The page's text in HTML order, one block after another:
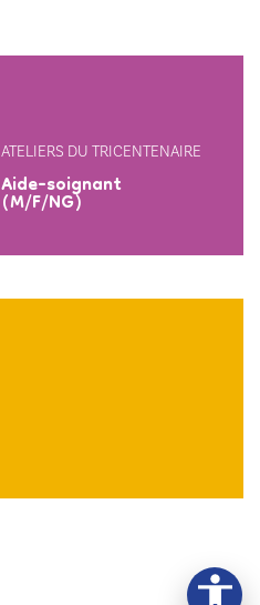
ATELIERS DU TRICENTENAIRE
Aide-soignant
(M/F/NG)